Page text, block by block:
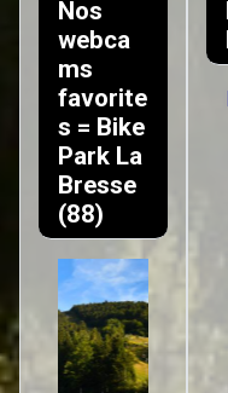
Nos
webca
ms
favorite
s = Bike
Park La
Bresse
(88)